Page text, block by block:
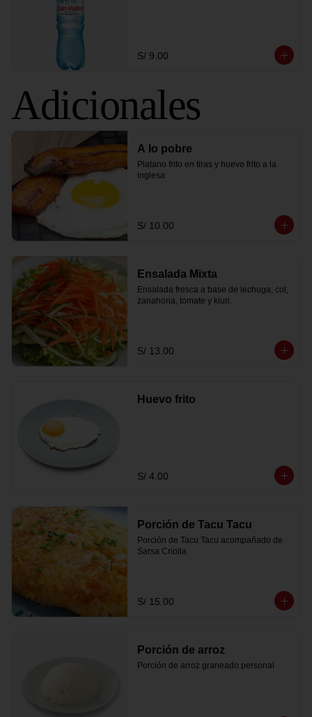
S/ 9.00
Adicionales
A lo pobre
Platano frito en tiras y huevo frito a la
inglesa
S/ 10.00
Ensalada Mixta
Ensalada fresca a base de lechuga, col,
zanahoria, tomate y kiuri.
S/ 13.00
Huevo frito
S/ 4.00
Porción de Tacu Tacu
Porción de Tacu Tacu acompañado de
Sarsa Criolla
S/ 15.00
Porción de arroz
Porción de arroz graneado personal